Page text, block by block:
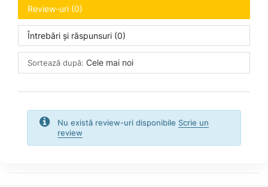
Review-uri (0)
Întrebări și răspunsuri (0)
Sortează după: Cele mai noi
Nu există review-uri disponibile Scrie un
review